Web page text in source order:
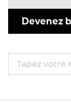
Devenez